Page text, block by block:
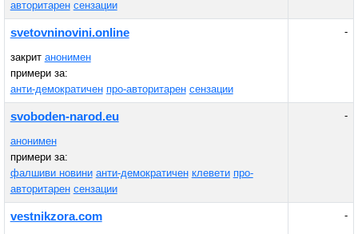
авторитарен сензации
svetovninovini.online
закрит анонимен
примери за:
анти-демократичен про-авторитарен сензации
-
svoboden-narod.eu
анонимен
примери за:
фалшиви новини анти-демократичен клевети про-
авторитарен сензации
-
vestnikzora.com -